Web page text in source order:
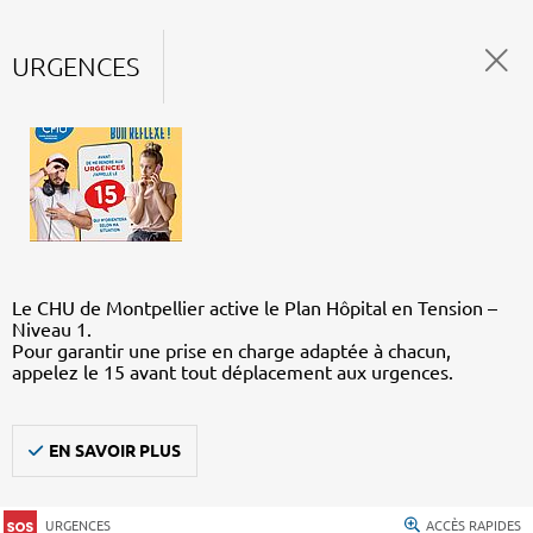
URGENCES
Le CHU de Montpellier active le Plan Hôpital en Tension –
Niveau 1.
Pour garantir une prise en charge adaptée à chacun,
appelez le 15 avant tout déplacement aux urgences.
EN SAVOIR PLUS
URGENCES ACCÈS RAPIDES